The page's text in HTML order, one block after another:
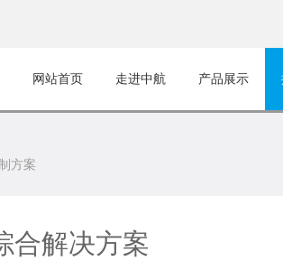
网站首页 走进中航 产品展示
方案
合解决方案